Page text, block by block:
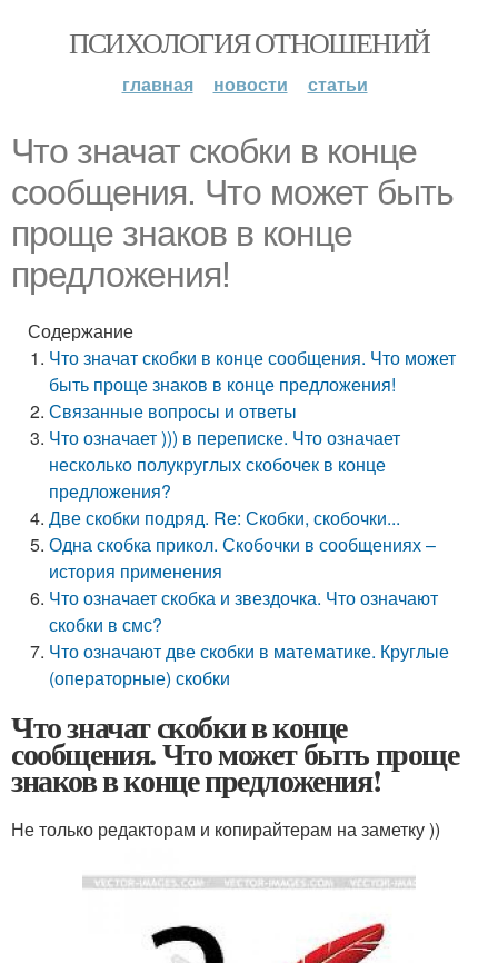
ПСИХОЛОГИЯ ОТНОШЕНИЙ
главная новости статьи
Что значат скобки в конце
сообщения. Что может быть
проще знаков в конце
предложения!
Содержание
Что значат скобки в конце сообщения. Что может
быть проще знаков в конце предложения!
Связанные вопросы и ответы
Что означает ))) в переписке. Что означает
несколько полукруглых скобочек в конце
предложения?
Две скобки подряд. Re: Скобки, скобочки...
Одна скобка прикол. Скобочки в сообщениях –
история применения
Что означает скобка и звездочка. Что означают
скобки в смс?
Что означают две скобки в математике. Круглые
(операторные) скобки
Что значат скобки в конце
сообщения. Что может быть проще
знаков в конце предложения!
Не только редакторам и копирайтерам на заметку ))